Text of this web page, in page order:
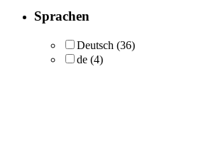
Sprachen
Deutsch (36)
de (4)